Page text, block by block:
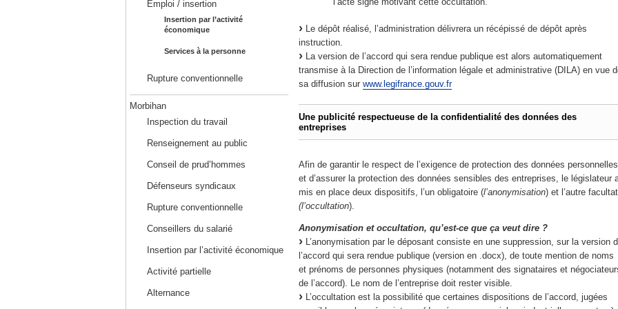
Emploi / insertion
Insertion par l’activité
économique
Services à la personne
Rupture conventionnelle
Morbihan
Inspection du travail
Renseignement au public
Conseil de prud’hommes
Défenseurs syndicaux
Rupture conventionnelle
Conseillers du salarié
Insertion par l’activité économique
Activité partielle
Alternance
Le dépôt réalisé, l’administration délivrera un récépissé de dépôt après
instruction.
La version de l’accord qui sera rendue publique est alors automatiquement
transmise à la Direction de l’information légale et administrative (DILA) en vue
sa diffusion sur www.legifrance.gouv.fr
Une publicité respectueuse de la confidentialité des données des
entreprises
Afin de garantir le respect de l’exigence de protection des données personnelles
et d’assurer la protection des données sensibles des entreprises, le législateur
mis en place deux dispositifs, l’un obligatoire (l’anonymisation) et l’autre
(l’occultation).
Anonymisation et occultation, qu’est-ce que ça veut dire ?
L’anonymisation par le déposant consiste en une suppression, sur la version
l’accord qui sera rendue publique (version en .docx), de toute mention de noms
et prénoms de personnes physiques (notamment des signataires et
de l’accord). Le nom de l’entreprise doit rester visible.
L’occultation est la possibilité que certaines dispositions de l’accord, jugées